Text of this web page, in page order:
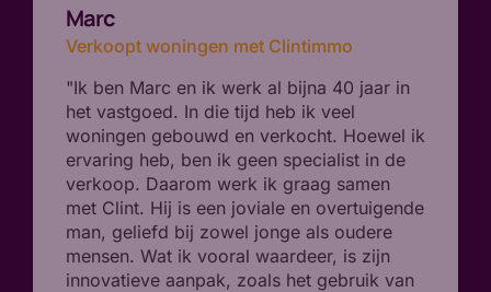
Marc
Verkoopt woningen met Clintimmo
"Ik ben Marc en ik werk al bijna 40 jaar in
het vastgoed. In die tijd heb ik veel
woningen gebouwd en verkocht. Hoewel ik
ervaring heb, ben ik geen specialist in de
verkoop. Daarom werk ik graag samen
met Clint. Hij is een joviale en overtuigende
man, geliefd bij zowel jonge als oudere
mensen. Wat ik vooral waardeer, is zijn
innovatieve aanpak, zoals het gebruik van